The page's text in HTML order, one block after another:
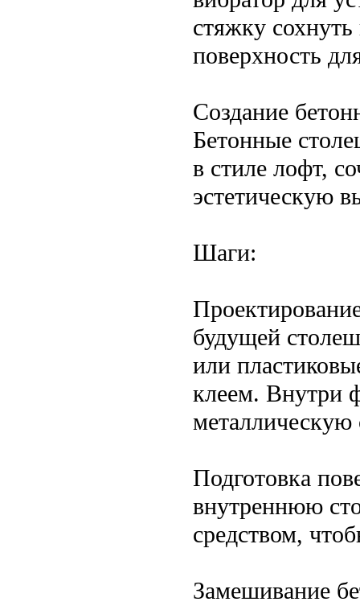
стяжку
поверхность
Создание
Бетонные
в стиле лофт,
эстетическую
Шаги:
будущей
или
клеем. Внутри
металлическую
Подготовка
внутреннюю
средством,
Замешивание